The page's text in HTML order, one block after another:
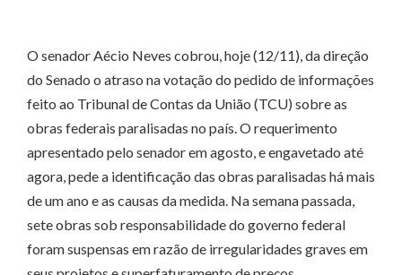
O senador Aécio Neves cobrou, hoje (12/11), da direção
do Senado o atraso na votação do pedido de informações
feito ao Tribunal de Contas da União (TCU) sobre as
obras federais paralisadas no país. O requerimento
apresentado pelo senador em agosto, e engavetado até
agora, pede a identificação das obras paralisadas há mais
de um ano e as causas da medida. Na semana passada,
sete obras sob responsabilidade do governo federal
foram suspensas em razão de irregularidades graves em